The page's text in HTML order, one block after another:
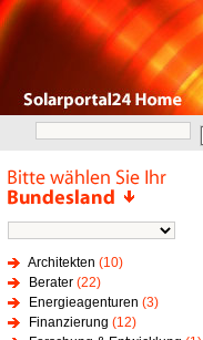
Architekten (10)
Berater (22)
Energieagenturen (3)
Finanzierung (12)